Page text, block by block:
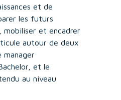
et de
les futurs
mobiliser et encadrer
autour de deux
et le
au niveau